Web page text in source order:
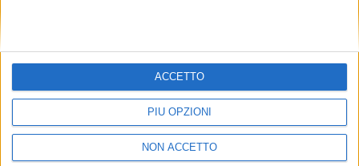
PIÙ OPZIONI
NON ACCETTO
ACCETTO